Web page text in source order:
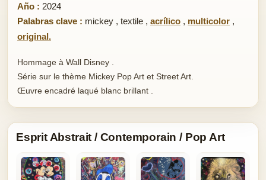
Año : 2024
Palabras clave : mickey , textile , acrílico , multicolor ,
original.
Hommage à Wall Disney .
Série sur le thème Mickey Pop Art et Street Art.
Œuvre encadré laqué blanc brillant .
Esprit Abstrait / Contemporain / Pop Art